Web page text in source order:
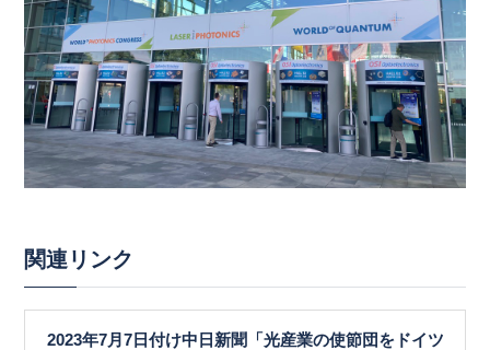
関連リンク
2023年7月7日付け中日新聞「光産業の使節団をドイツ